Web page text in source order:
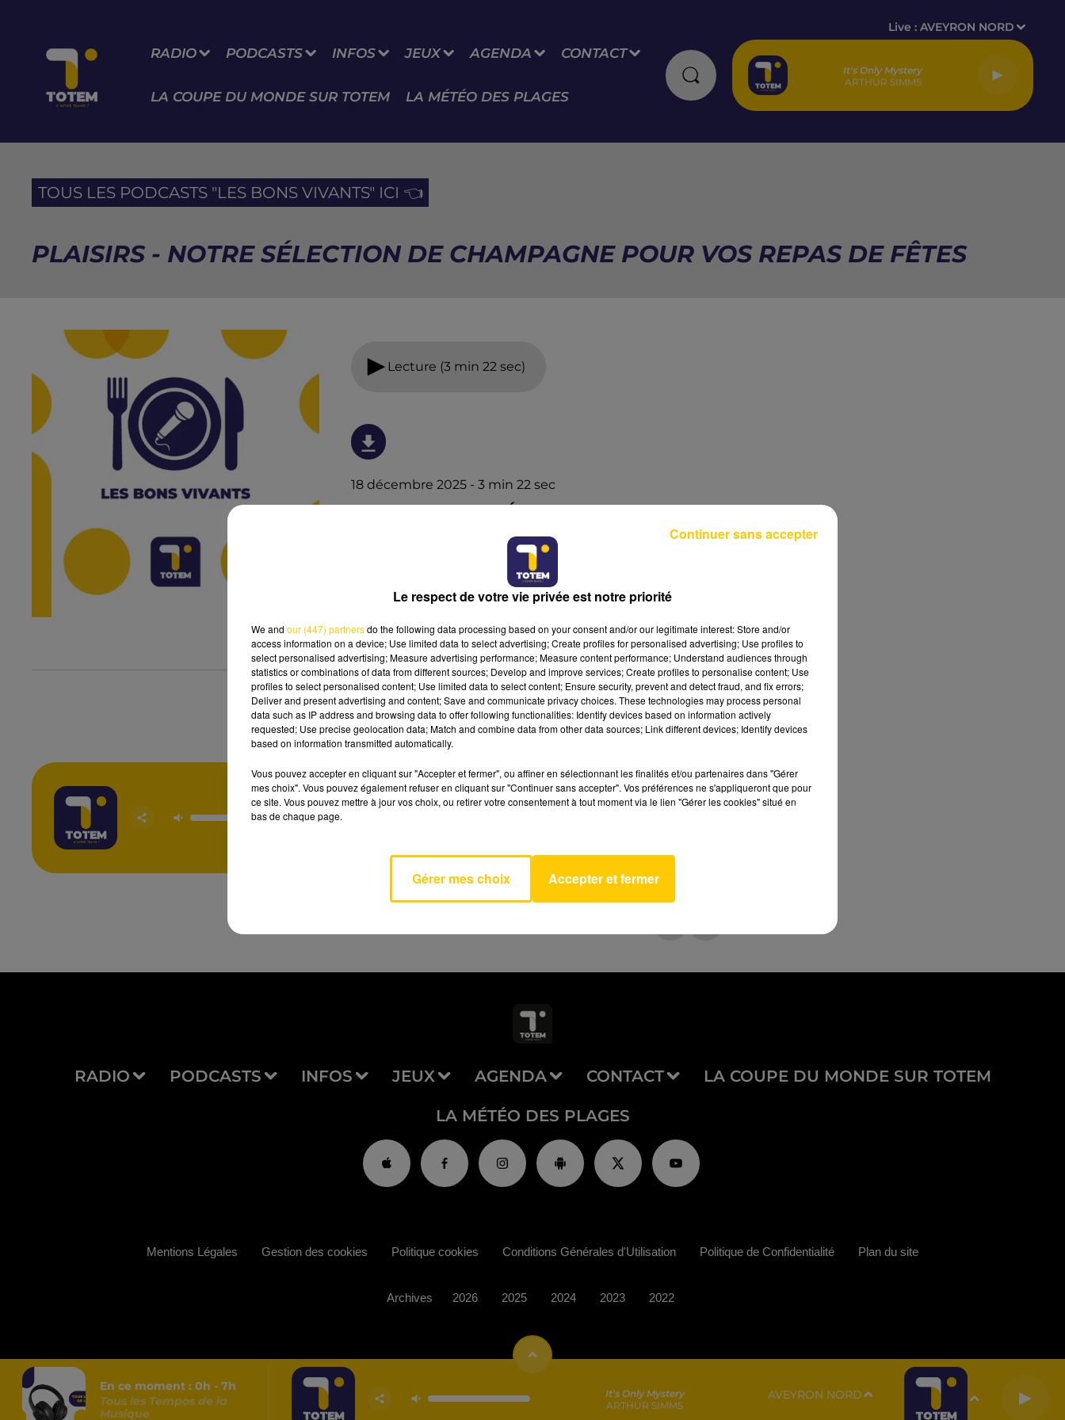
RADIO PODCASTS INFOS JEUX AGENDA CONTACT
LA COUPE DU MONDE SUR TOTEM LA MÉTÉO DES PLAGES
Live :AVEYRON NORD
It's Only Mystery
ARTHUR SIMMS
TOUS LES PODCASTS "LES BONS VIVANTS" ICI 👈
PLAISIRS - NOTRE SÉLECTION DE CHAMPAGNE POUR VOS REPAS DE FÊTES
Lecture (3 min 22 sec)
18 décembre 2025 - 3 min 22 sec
PLAISIRS - NOTRE SÉLECTION DE
CHAMPAGNE POUR VOS REPAS DE FÊTES
Bulles fines, arômes délicats, grandes maisons ou belles
découvertes… Quel champagne choisir pour sublimer
vos repas de fêtes ? Jérôme Pascal, notre sommelier,
astuces pour trouver la bouteille idéale, que ce soit à
l’apéritif, avec le dessert ou pour célébrer les grands
moments.
It's Only Mystery
ARTHUR SIMMS
RADIO PODCASTS INFOS JEUX AGENDA CONTACT LA COUPE DU MONDE SUR TOTEM
LA MÉTÉO DES PLAGES
En ce moment : 0h - 7h
Tous les Tempos de la
Musique
It's Only Mystery
ARTHUR SIMMS
AVEYRON NORD
Mentions Légales Gestion des cookies Politique cookies Conditions Générales d'Utilisation Politique de Confidentialité Plan du site
Archives 2026 2025 2024 2023 2022
Le respect de votre vie privée est notre priorité
We and our (447) partnersdo the following data processing based on your consent and/or our legitimate interest: Store and/or
access information on a device; Use limited data to select advertising; Create profiles for personalised advertising; Use profiles to
select personalised advertising; Measure advertising performance; Measure content performance; Understand audiences through
statistics or combinations of data from different sources; Develop and improve services; Create profiles to personalise content; Use
profiles to select personalised content; Use limited data to select content; Ensure security, prevent and detect fraud, and fix errors;
Deliver and present advertising and content; Save and communicate privacy choices. These technologies may process personal
data such as IP address and browsing data to offer following functionalities: Identify devices based on information actively
requested; Use precise geolocation data; Match and combine data from other data sources; Link different devices; Identify devices
based on information transmitted automatically.
Vous pouvez accepter en cliquant sur "Accepter et fermer", ou affiner en sélectionnant les finalités et/ou partenaires dans "Gérer
mes choix". Vous pouvez également refuser en cliquant sur "Continuer sans accepter". Vos préférences ne s'appliqueront que pour
ce site. Vous pouvez mettre à jour vos choix, ou retirer votre consentement à tout moment via le lien "Gérer les cookies" situé en
bas de chaque page.
Gérer mes choix Accepter et fermer
Continuer sans accepter